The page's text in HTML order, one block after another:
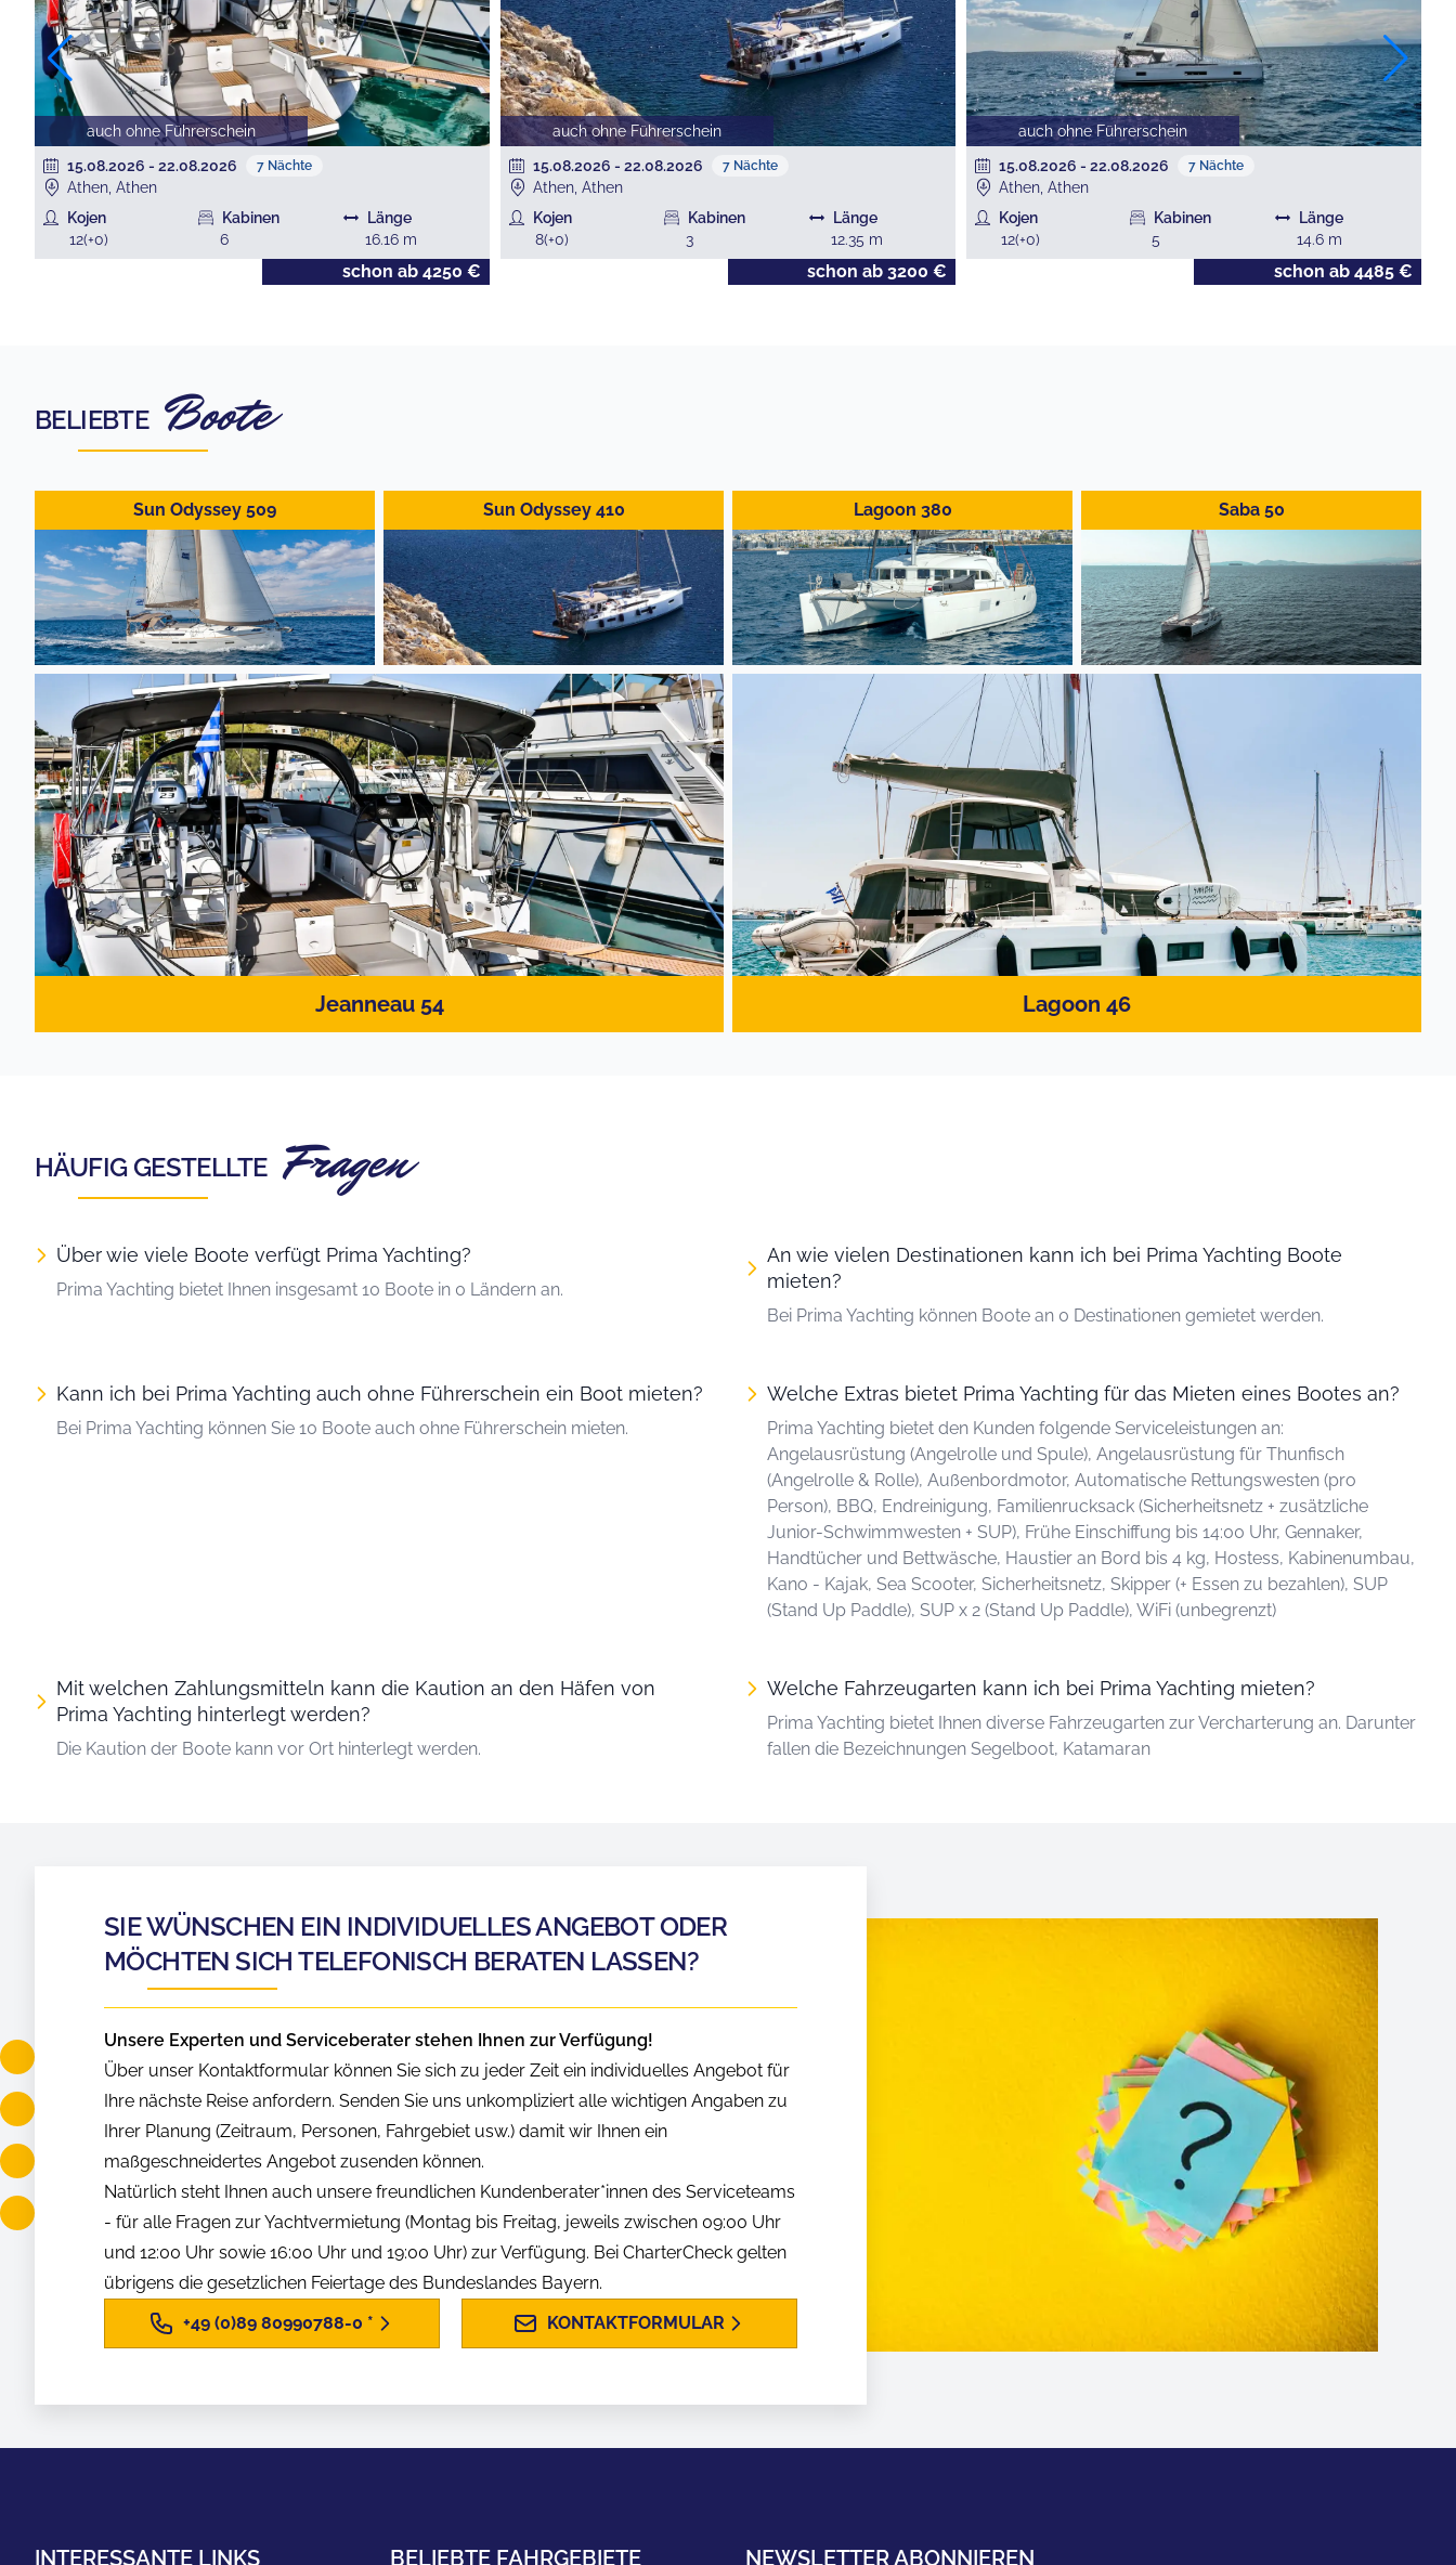
auch ohne Führerschein
15.08.2026 - 22.08.2026 7 Nächte
Athen, Athen
Kojen
12(+0)
Kabinen
6
Länge
16.16 m
schon ab 4250 €
auch ohne Führerschein
15.08.2026 - 22.08.2026 7 Nächte
Athen, Athen
Kojen
8(+0)
Kabinen
3
Länge
12.35 m
schon ab 3200 €
auch ohne Führerschein
15.08.2026 - 22.08.2026 7 Nächte
Athen, Athen
Kojen
12(+0)
Kabinen
5
Länge
14.6 m
schon ab 4485 €
BELIEBTE Boote
Sun Odyssey 509 Sun Odyssey 410 Lagoon 380 Saba 50
Jeanneau 54 Lagoon 46
HÄUFIG GESTELLTE Fragen
Über wie viele Boote verfügt Prima Yachting?
Prima Yachting bietet Ihnen insgesamt 10 Boote in 0 Ländern an.
An wie vielen Destinationen kann ich bei Prima Yachting Boote
mieten?
Bei Prima Yachting können Boote an 0 Destinationen gemietet werden.
Kann ich bei Prima Yachting auch ohne Führerschein ein Boot mieten?
Bei Prima Yachting können Sie 10 Boote auch ohne Führerschein mieten.
Welche Extras bietet Prima Yachting für das Mieten eines Bootes an?
Prima Yachting bietet den Kunden folgende Serviceleistungen an:
Angelausrüstung (Angelrolle und Spule), Angelausrüstung für Thunfisch
(Angelrolle & Rolle), Außenbordmotor, Automatische Rettungswesten (pro
Person), BBQ, Endreinigung, Familienrucksack (Sicherheitsnetz + zusätzliche
Junior-Schwimmwesten + SUP), Frühe Einschiffung bis 14:00 Uhr, Gennaker,
Handtücher und Bettwäsche, Haustier an Bord bis 4 kg, Hostess, Kabinenumbau,
Kano - Kajak, Sea Scooter, Sicherheitsnetz, Skipper (+ Essen zu bezahlen), SUP
(Stand Up Paddle), SUP x 2 (Stand Up Paddle), WiFi (unbegrenzt)
Mit welchen Zahlungsmitteln kann die Kaution an den Häfen von
Prima Yachting hinterlegt werden?
Die Kaution der Boote kann vor Ort hinterlegt werden.
Welche Fahrzeugarten kann ich bei Prima Yachting mieten?
Prima Yachting bietet Ihnen diverse Fahrzeugarten zur Vercharterung an. Darunter
fallen die Bezeichnungen Segelboot, Katamaran
SIE WÜNSCHEN EIN INDIVIDUELLES ANGEBOT ODER
MÖCHTEN SICH TELEFONISCH BERATEN LASSEN?
Unsere Experten und Serviceberater stehen Ihnen zur Verfügung!
Über unser Kontaktformular können Sie sich zu jeder Zeit ein individuelles Angebot für
Ihre nächste Reise anfordern. Senden Sie uns unkompliziert alle wichtigen Angaben zu
Ihrer Planung (Zeitraum, Personen, Fahrgebiet usw.) damit wir Ihnen ein
maßgeschneidertes Angebot zusenden können.
Natürlich steht Ihnen auch unsere freundlichen Kundenberater*innen des Serviceteams
- für alle Fragen zur Yachtvermietung (Montag bis Freitag, jeweils zwischen 09:00 Uhr
und 12:00 Uhr sowie 16:00 Uhr und 19:00 Uhr) zur Verfügung. Bei CharterCheck gelten
übrigens die gesetzlichen Feiertage des Bundeslandes Bayern.
+49 (0)89 80990788-0 * KONTAKTFORMULAR
INTERESSANTE LINKS BELIEBTE FAHRGEBIETE NEWSLETTER ABONNIEREN